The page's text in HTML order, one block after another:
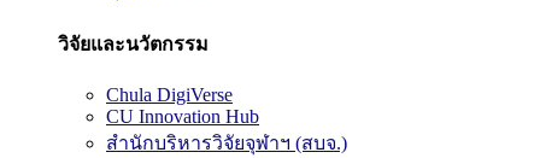
วิจัยและนวัตกรรม
Chula DigiVerse
CU Innovation Hub
สำนักบริหารวิจัยจุฬาฯ (สบจ.)